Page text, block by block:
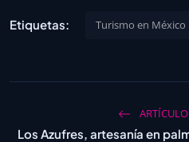
Etiquetas: Turismo en México
Los Azufres, artesanía en